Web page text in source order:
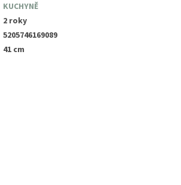
KUCHYNĚ
2 roky
5205746169089
41 cm